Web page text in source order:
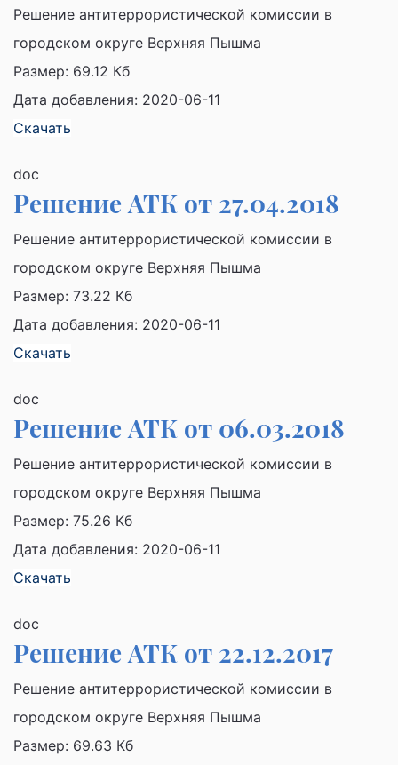
Решение антитеррористической комиссии в
городском округе Верхняя Пышма
Размер: 69.12 Кб
Дата добавления: 2020-06-11
Скачать
doc
Решение АТК от 27.04.2018
Решение антитеррористической комиссии в
городском округе Верхняя Пышма
Размер: 73.22 Кб
Дата добавления: 2020-06-11
Скачать
doc
Решение АТК от 06.03.2018
Решение антитеррористической комиссии в
городском округе Верхняя Пышма
Размер: 75.26 Кб
Дата добавления: 2020-06-11
Скачать
doc
Решение АТК от 22.12.2017
Решение антитеррористической комиссии в
городском округе Верхняя Пышма
Размер: 69.63 Кб